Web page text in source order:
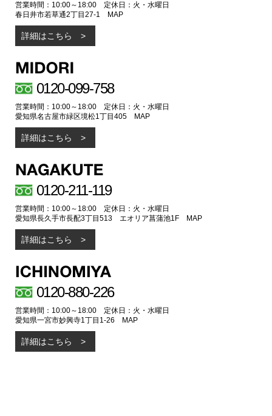
営業時間：10:00～18:00 定休日：火・水曜日
春日井市若草通2丁目27-1
MAP
詳細はこちら
0120-099-758
営業時間：10:00～18:00 定休日：火・水曜日
愛知県名古屋市緑区境松1丁目405
MAP
詳細はこちら
0120-211-119
営業時間：10:00～18:00 定休日：火・水曜日
愛知県長久手市長配3丁目513 エオリア菖蒲池1F
MAP
詳細はこちら
0120-880-226
営業時間：10:00～18:00 定休日：火・水曜日
愛知県一宮市妙興寺1丁目1-26
MAP
詳細はこちら